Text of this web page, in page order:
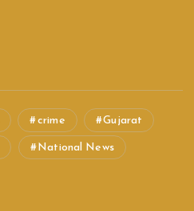
crime Gujarat
National News